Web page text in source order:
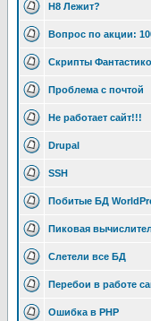
H8 Лежит?
Вопрос по акции:
Скрипты Фантастико
Проблема с почтой
Не работает сайт!!!
Drupal
SSH
Побитые БД
Пиковая
Слетели все БД
Перебои в работе
Ошибка в PHP